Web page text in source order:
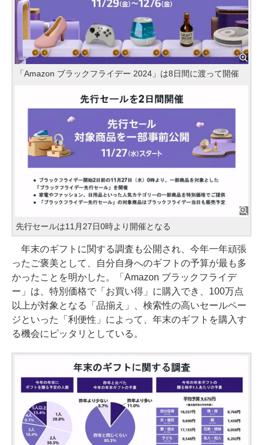
「Amazon ブラックフライデー 2024」は8日間に渡って開催
先行セールは11月27日0時より開催となる
年末のギフトに関する調査も公開され、今年一年頑張
ったご褒美として、自分自身へのギフトの予算が最も多
かったことを明かした。「Amazon ブラックフライデ
ー」は、特別価格で「お買い得」に購入でき、100万点
以上が対象となる「品揃え」、検索性の高いセールペー
ジといった「利便性」によって、年末のギフトを購入す
る機会にピッタリとしている。